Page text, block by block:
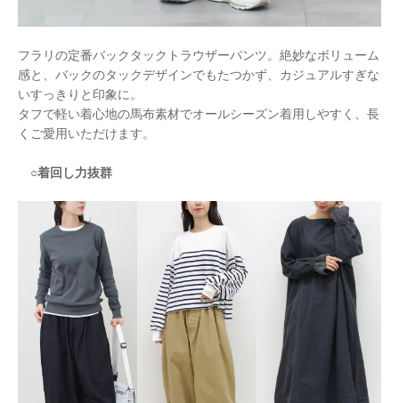
フラリの定番バックタックトラウザーパンツ。絶妙なボリューム
感と、 バックのタックデザインでもたつかず、カジュアルすぎな
いすっきりと印象に。
タフで軽い着心地の馬布素材でオールシーズン着用しやすく、長
くご愛用いただけます。
○着回し力抜群